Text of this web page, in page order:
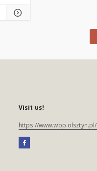
Visit us!
https://www.wbp.olsztyn.pl/